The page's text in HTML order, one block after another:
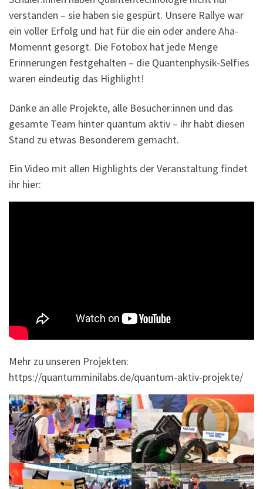
verstanden – sie haben sie gespürt. Unsere Rallye war
ein voller Erfolg und hat für die ein oder andere Aha-
Momennt gesorgt. Die Fotobox hat jede Menge
Erinnerungen festgehalten – die Quantenphysik-Selfies
waren eindeutig das Highlight!
Danke an alle Projekte, alle Besucher:innen und das
gesamte Team hinter quantum aktiv – ihr habt diesen
Stand zu etwas Besonderem gemacht.
Ein Video mit allen Highlights der Veranstaltung findet
ihr hier:
Mehr zu unseren Projekten:
https://quantumminilabs.de/quantum-aktiv-projekte/